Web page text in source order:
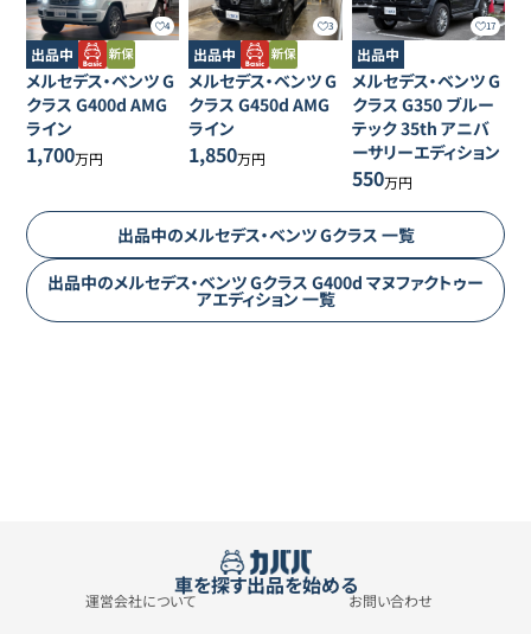
4
出品中
メルセデス・ベンツG
クラス G400d AMG
ライン
1,700万円
3
出品中
メルセデス・ベンツG
クラス G450d AMG
ライン
1,850万円
17
出品中
メルセデス・ベンツG
クラス G350 ブルー
テック 35th アニバ
ーサリーエディション
550万円
出品中のメルセデス・ベンツGクラス 一覧
出品中のメルセデス・ベンツGクラス G400d マヌファクトゥー
アエディション 一覧
車を探す出品を始める
運営会社について お問い合わせ